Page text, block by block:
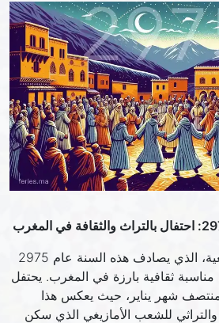
يعتبر رأس السنة الأمازيغية، الذي يصادف هذه السنة عام 2975
مناسبة ثقافية بارزة في المغرب. يحتفل
شهر يناير، حيث يعكس هذا
والتراثي للشعب الأمازيغي الذي سكن